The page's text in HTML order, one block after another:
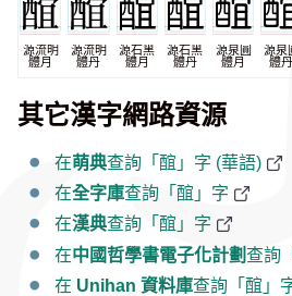
源流明
體月
源流明
體丹
源石黑
體月
源石黑
體丹
源泉圓
體月
源泉
體丹
其它漢字網路資源
在萌典查詢「䣾」字 (華語)
在全字庫查詢「䣾」字
在漢典查詢「䣾」字
在中國哲學書電子化計劃查詢
在 Unihan 資料庫查詢「䣾」